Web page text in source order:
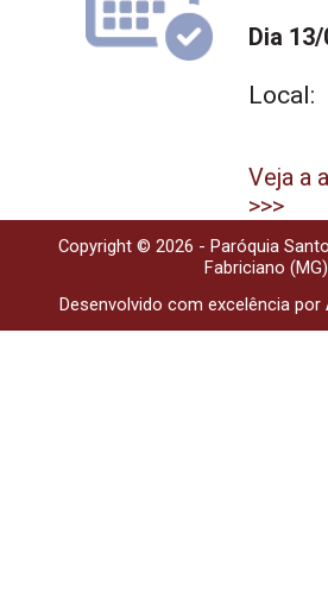
Dia
Local:
Veja a
>>>
Copyright © 2026 - Paróquia
Fabriciano (MG)
Desenvolvido com excelência por